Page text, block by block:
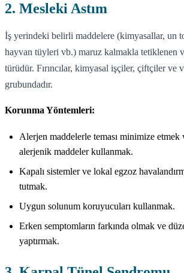
2. Mesleki Astım
İş yerindeki belirli maddelere (kimyasallar, un
hayvan tüyleri vb.) maruz kalmakla tetiklenen
türüdür. Fırıncılar, kimyasal işçiler, çiftçiler ve
grubundadır.
Korunma Yöntemleri:
Alerjen maddelerle teması minimize etmek
alerjenik maddeler kullanmak.
Kapalı sistemler ve lokal egzoz
tutmak.
Uygun solunum koruyucuları kullanmak.
Erken semptomların farkında olmak ve
yaptırmak.